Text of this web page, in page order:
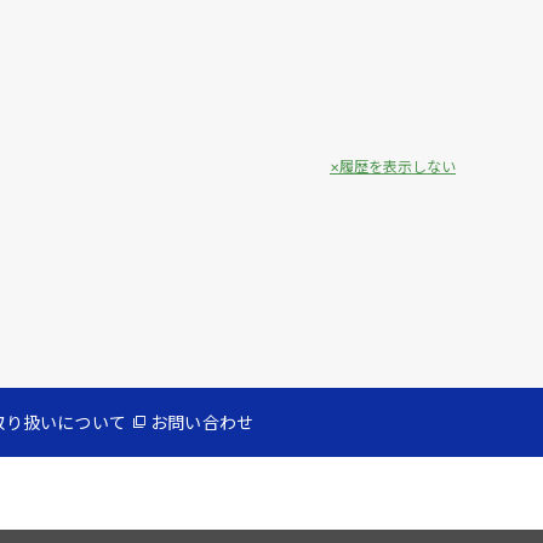
履歴を表示しない
扱いについて お問い合わせ